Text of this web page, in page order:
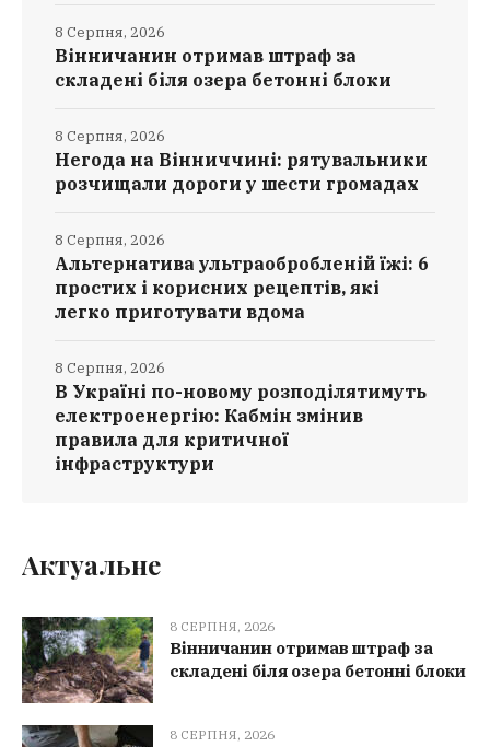
Вінничанин отримав штраф за
складені біля озера бетонні блоки
8 Серпня, 2026
Негода на Вінниччині: рятувальники
розчищали дороги у шести громадах
8 Серпня, 2026
Альтернатива ультраобробленій їжі: 6
простих і корисних рецептів, які
легко приготувати вдома
8 Серпня, 2026
В Україні по-новому розподілятимуть
електроенергію: Кабмін змінив
правила для критичної
інфраструктури
8 Серпня, 2026
Актуальне
8 СЕРПНЯ, 2026
Вінничанин отримав штраф за
складені біля озера бетонні блоки
8 СЕРПНЯ, 2026